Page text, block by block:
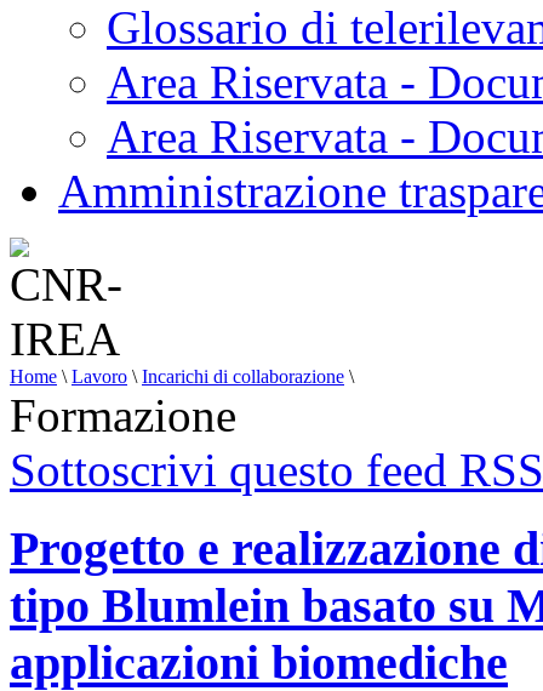
Glossario di
Area Riservata -
Area Riservata -
Amministrazione
Home \ Lavoro \ Incarichi di collaborazione \
Formazione
Sottoscrivi questo feed RSS
Progetto e realizzazione
tipo Blumlein basato su
applicazioni biomediche